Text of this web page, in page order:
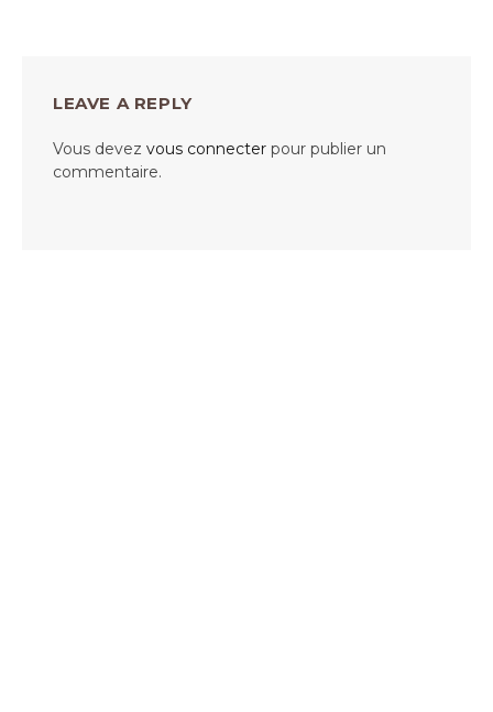
LEAVE A REPLY
Vous devez vous connecter pour publier un
commentaire.